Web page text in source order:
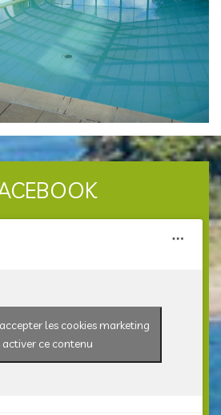
les cookies marketing
activer ce contenu